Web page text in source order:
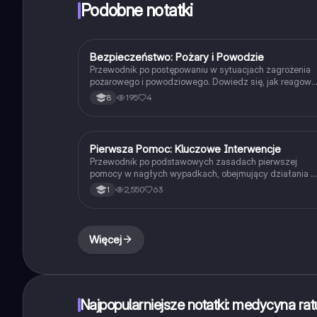
Podobne notatki
Edukacja dla bezpieczeństwa
Bezpieczeństwo: Pożary i Powodzie
Przewodnik po postępowaniu w sytuacjach zagrożenia
pożarowego i powodziowego. Dowiedz się, jak reagować
w przypadku pożaru, w tym jak bezpiecznie ewakuować
się oraz jak unikać najczęstszych przyczyn pożarów.
działam bezpiecznie”.
8 195 4
Edukacja dla bezpieczeństwa
Pierwsza Pomoc: Kluczowe Interwencje
Przewodnik po podstawowych zasadach pierwszej
pomocy w nagłych wypadkach, obejmujący działania w
przypadku oparzeń, urazów, udarów, cukrzycy i innych
stanów zagrożenia zdrowia. Dowiedz się, jak skutecznie
1 2,550 63
Więcej
Najpopularniejsze notatki: medycyna